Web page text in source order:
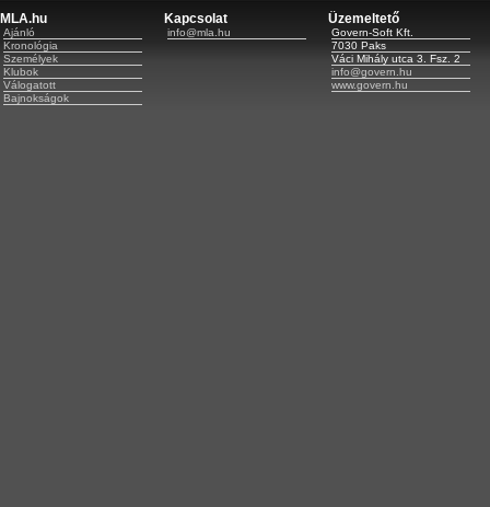
MLA.hu
Ajánló
Kronológia
Személyek
Klubok
Válogatott
Bajnokságok
Kapcsolat
info@mla.hu
Üzemeltető
Govern-Soft Kft.
7030 Paks
Váci Mihály utca 3. Fsz. 2
info@govern.hu
www.govern.hu